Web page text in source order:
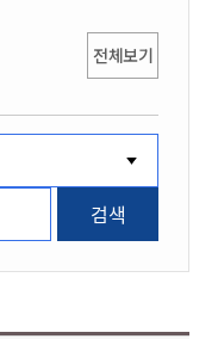
전체보기
검색